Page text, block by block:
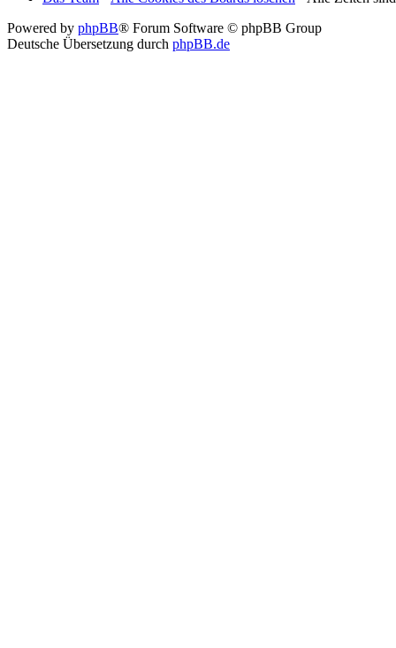
Powered by phpBB® Forum Software © phpBB Group
Deutsche Übersetzung durch phpBB.de